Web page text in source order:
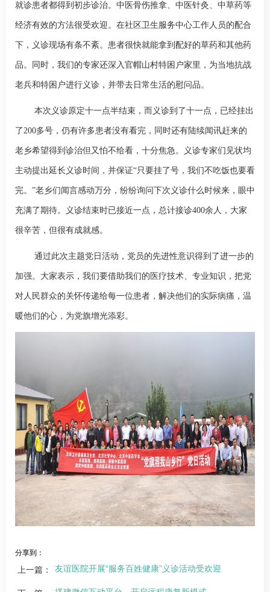
就诊患者都得到初步诊治。中医骨伤推拿、中医针灸、中草药等
经济有效的方法很受欢迎。在社区卫生服务中心工作人员的配合
下，义诊现场有条不紊。患者很快就能拿到配好的草药和其他药
品。同时，我们的专家还深入官帽山村特困户家里，为当地抗战
老兵和特困户进行义诊，并带去日常生活的慰问品。
本次义诊原定十一点半结束，而义诊到了十一点，已经挂出
了200多号，仍有许多患者没有看完，同时还有陆续闻讯赶来的
老乡希望得到诊治但又怕不给看，十分焦急。义诊专家们见状均
主动提出延长义诊时间，并保证“只要挂了号，我们不吃饭也要看
完。”老乡们闻言感动万分，纷纷询问下次义诊什么时候来，眼中
充满了期待。义诊结束时已接近一点，总计接诊400余人，大家
很辛苦，但很有成就感。
通过此次主题党日活动，党员的先进性意识得到了进一步的
加强。大家表示，我们要借助我们的医疗技术、专业知识，把党
对人民群众的关怀传递给每一位患者，解决他们的实际病痛，温
暖他们的心，为党旗增光添彩。
分享到：
上一篇： 友谊医院开展“服务百姓健康”义诊活动受欢迎